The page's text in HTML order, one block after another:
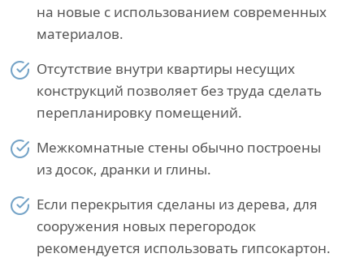
на новые с использованием современных
материалов.
Отсутствие внутри квартиры несущих
конструкций позволяет без труда сделать
перепланировку помещений.
Межкомнатные стены обычно построены
из досок, дранки и глины.
Если перекрытия сделаны из дерева, для
сооружения новых перегородок
рекомендуется использовать гипсокартон.